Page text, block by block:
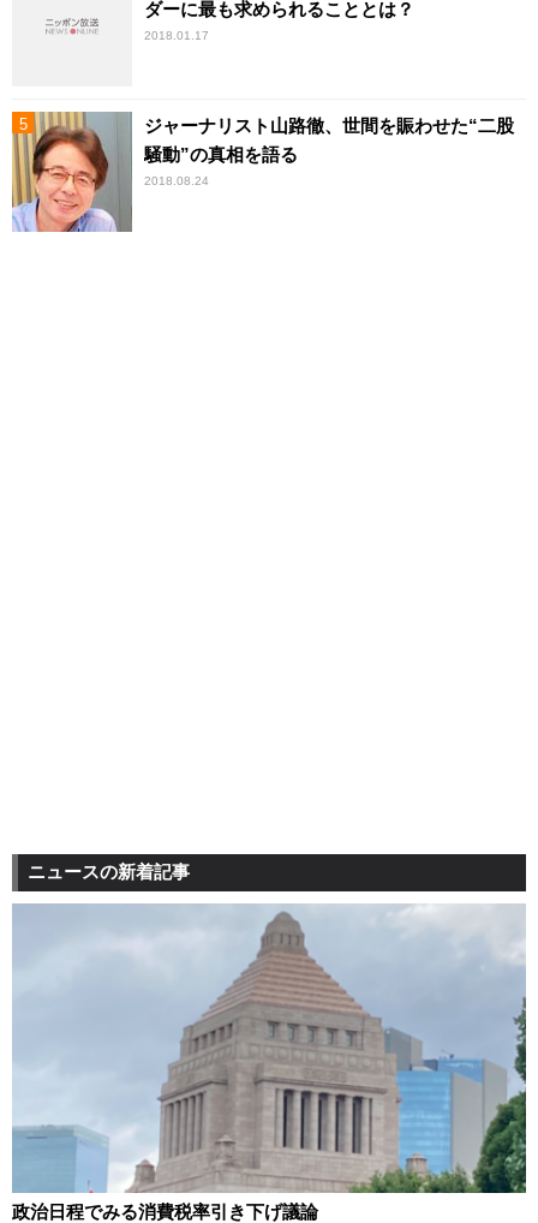
ダーに最も求められることとは？
2018.01.17
ジャーナリスト山路徹、世間を賑わせた“二股
騒動”の真相を語る
2018.08.24
ニュースの新着記事
政治日程でみる消費税率引き下げ議論